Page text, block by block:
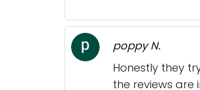
poppy N.
Honestly they
the reviews are